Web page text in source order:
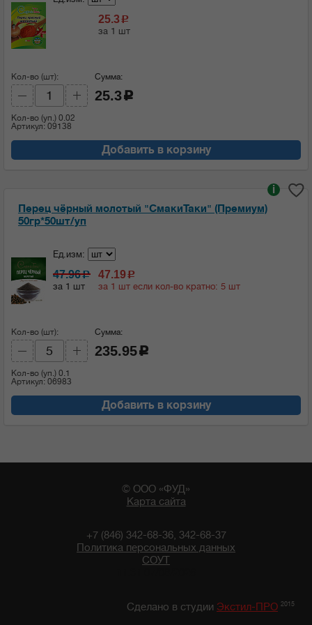
25.3 c
за 1 шт
Кол-во (шт):
Кол-во (уп.) 0.02
Артикул: 09138
Сумма:
25.3 c
Добавить в корзину
Перец чёрный молотый "СмакиТаки" (Премиум)
50гр*50шт/уп
i
Ед.изм:
47.96c
за 1 шт
47.19c
за 1 шт если кол-во кратно: 5 шт
Кол-во (шт):
Кол-во (уп.) 0.1
Артикул: 06983
Сумма:
235.95 c
Добавить в корзину
© ООО «ФУД»
Карта сайта
+7 (846) 342-68-36, 342-68-37
Политика персональных данных
СОУТ
Сделано в студии Экстил-ПРО 2015